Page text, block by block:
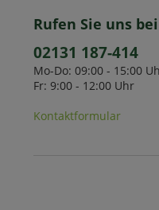
Rufen Sie uns
02131 187-414
Mo-Do: 09:00 - 15:00
Fr: 9:00 - 12:00 Uhr
Kontaktformular